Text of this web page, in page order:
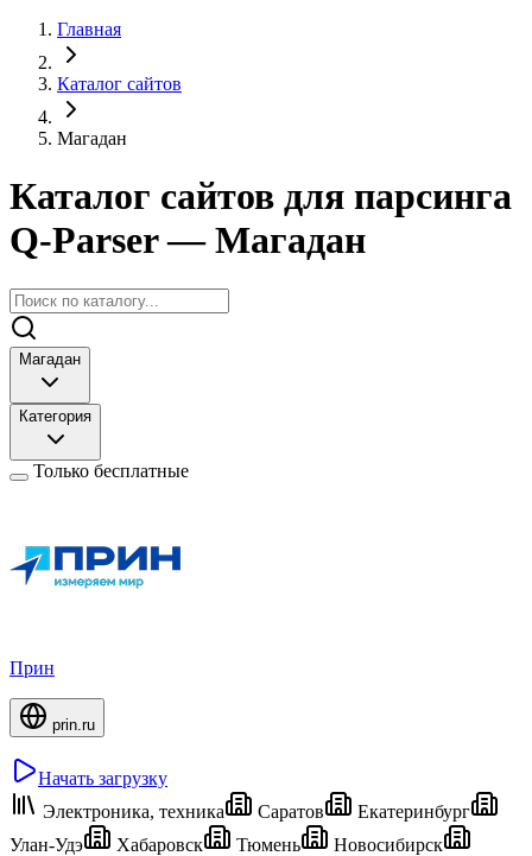
Главная
Каталог сайтов
Магадан
Каталог сайтов для парсинга
Q-Parser— Магадан
Магадан
Категория
Только бесплатные
Прин
prin.ru
Начать загрузку
Электроника, техника
Саратов
Екатеринбург
Улан-Удэ
Хабаровск Тюмень
Новосибирск